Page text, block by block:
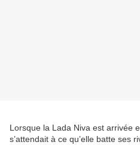
Lorsque la Lada Niva est arrivée
s’attendait à ce qu’elle batte ses